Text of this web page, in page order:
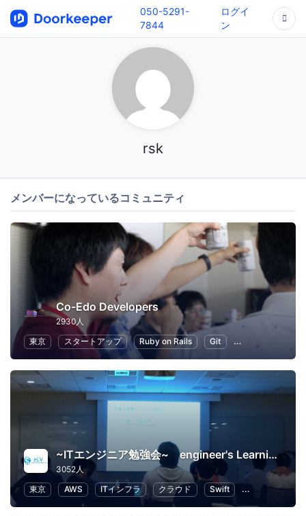
050-5291-
7844
ログイ
ン
rsk
メンバーになっているコミュニティ
Co-Edo Developers
2930人
東京
スタートアップ Ruby on Rails Git プログラミング
~ITエンジニア勉強会~ engineer's Learning･Vesper
3052人
東京
AWS ITインフラ クラウド Swift プログラミング